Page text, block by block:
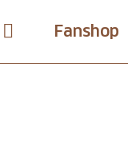
Fanshop